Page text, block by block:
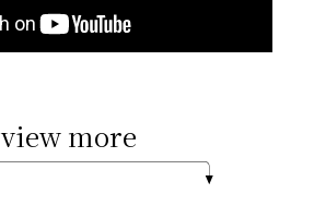
view more